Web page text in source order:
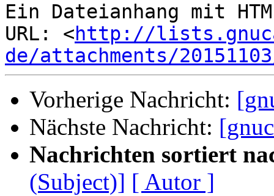
Ein Dateianhang mit
URL: <http://
de/attachments/
Vorherige Nachricht:
Nächste Nachricht:
Nachrichten sortiert
(Subject)] [ Autor ]